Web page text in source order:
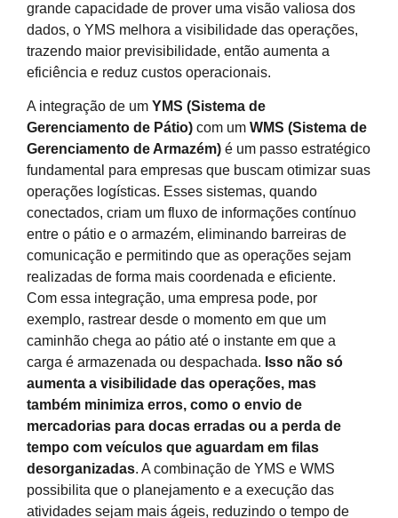
grande capacidade de prover uma visão valiosa dos
dados, o YMS melhora a visibilidade das operações,
trazendo maior previsibilidade, então aumenta a
eficiência e reduz custos operacionais.
A integração de um YMS (Sistema de
Gerenciamento de Pátio) com um WMS (Sistema de
Gerenciamento de Armazém) é um passo estratégico
fundamental para empresas que buscam otimizar suas
operações logísticas. Esses sistemas, quando
conectados, criam um fluxo de informações contínuo
entre o pátio e o armazém, eliminando barreiras de
comunicação e permitindo que as operações sejam
realizadas de forma mais coordenada e eficiente.
Com essa integração, uma empresa pode, por
exemplo, rastrear desde o momento em que um
caminhão chega ao pátio até o instante em que a
carga é armazenada ou despachada. Isso não só
aumenta a visibilidade das operações, mas
também minimiza erros, como o envio de
mercadorias para docas erradas ou a perda de
tempo com veículos que aguardam em filas
desorganizadas. A combinação de YMS e WMS
possibilita que o planejamento e a execução das
atividades sejam mais ágeis, reduzindo o tempo de